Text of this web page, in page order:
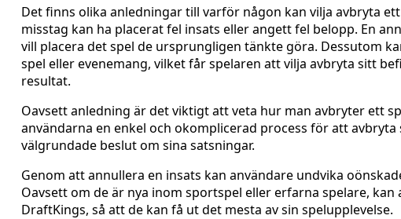
Det finns olika anledningar till varför någon kan vilja avbryta
misstag kan ha placerat fel insats eller angett fel belopp. En
vill placera det spel de ursprungligen tänkte göra. Dessutom
spel eller evenemang, vilket får spelaren att vilja avbryta sitt
resultat.
Oavsett anledning är det viktigt att veta hur man avbryter ett
användarna en enkel och okomplicerad process för att
välgrundade beslut om sina satsningar.
Genom att annullera en insats kan användare undvika
Oavsett om de är nya inom sportspel eller erfarna spelare,
DraftKings, så att de kan få ut det mesta av sin spelupplevelse.